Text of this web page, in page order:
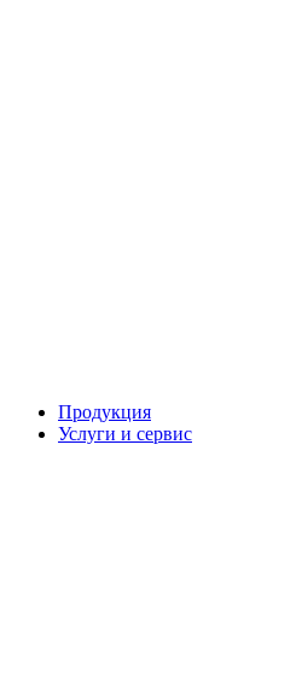
Продукция
Услуги и сервис